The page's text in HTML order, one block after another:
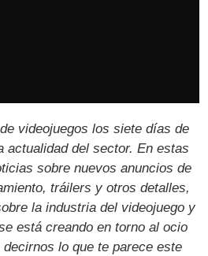
videojuegos los siete días de
actualidad del sector. En estas
sobre nuevos anuncios de
tráilers y otros detalles,
la industria del videojuego y
está creando en torno al ocio
lo que te parece este